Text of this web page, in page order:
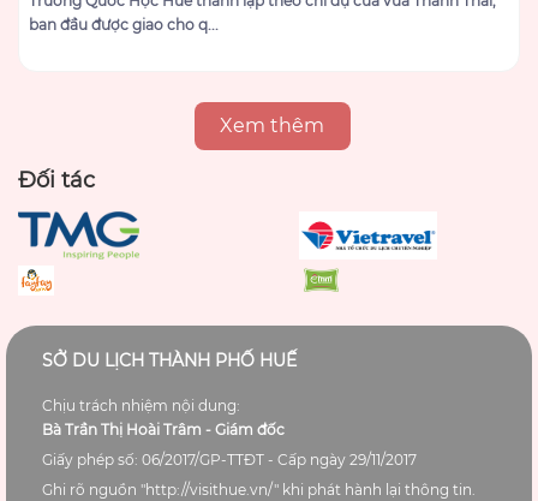
ban đầu được giao cho q...
Xem thêm
Đối tác
SỞ DU LỊCH THÀNH PHỐ HUẾ
Chịu trách nhiệm nội dung:
Bà Trần Thị Hoài Trâm - Giám đốc
Giấy phép số: 06/2017/GP-TTĐT - Cấp ngày 29/11/2017
Ghi rõ nguồn "http://visithue.vn/" khi phát hành lại thông tin.